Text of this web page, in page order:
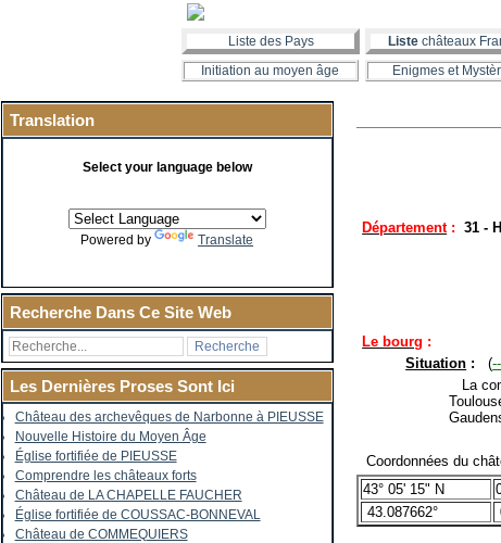
Liste des Pays Liste châteaux
Initiation au moyen âge
Enigmes et
Translation
Select your language below
Powered by Translate
Recherche Dans Ce Site Web
Les Dernières Proses Sont Ici
Château des archevêques de Narbonne à PIEUSSE
Nouvelle Histoire du Moyen Âge
Église fortifiée de PIEUSSE
Comprendre les châteaux forts
Château de LA CHAPELLE FAUCHER
Église fortifiée de COUSSAC-BONNEVAL
Château de COMMEQUIERS
Département : 31 -
Le bourg :
Situation : (
La
Coordonnées du
43° 05' 15" N
43.087662°